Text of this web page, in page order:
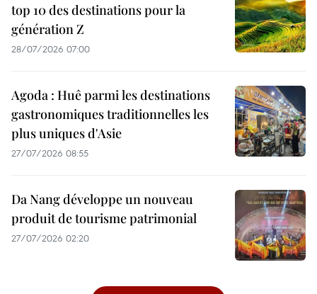
top 10 des destinations pour la
génération Z
28/07/2026 07:00
Agoda : Huê parmi les destinations
gastronomiques traditionnelles les
plus uniques d'Asie
27/07/2026 08:55
Da Nang développe un nouveau
produit de tourisme patrimonial
27/07/2026 02:20